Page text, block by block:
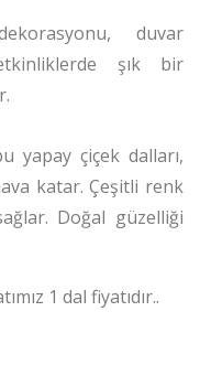
duvar
şık bir
yapay çiçek dalları,
katar. Çeşitli renk
Doğal güzelliği
1 dal fiyatıdır..